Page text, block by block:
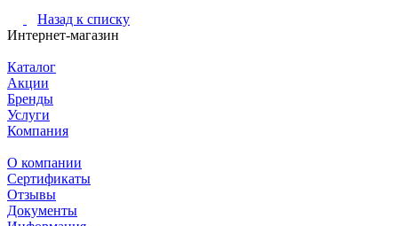
Назад к списку
Интернет-магазин
Каталог
Акции
Бренды
Услуги
Компания
О компании
Сертификаты
Отзывы
Документы